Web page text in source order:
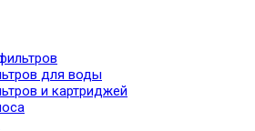
для воды
и картриджей